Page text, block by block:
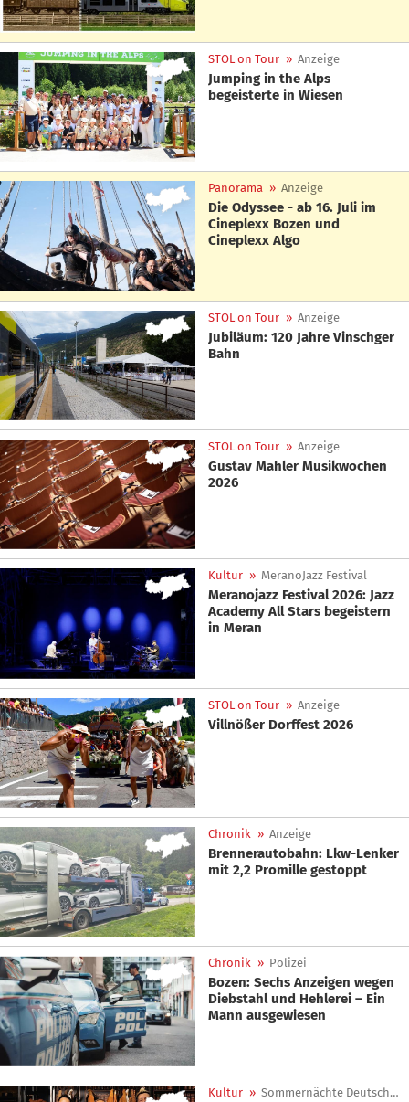
STOL on Tour » Anzeige
Jumping in the Alps
begeisterte in Wiesen
Panorama » Anzeige
Die Odyssee - ab 16. Juli im
Cineplexx Bozen und
Cineplexx Algo
STOL on Tour » Anzeige
Jubiläum: 120 Jahre Vinschger
Bahn
STOL on Tour » Anzeige
Gustav Mahler Musikwochen
2026
Kultur » MeranoJazz Festival
Meranojazz Festival 2026: Jazz
Academy All Stars begeistern
in Meran
STOL on Tour » Anzeige
Villnößer Dorffest 2026
Chronik » Anzeige
Brennerautobahn: Lkw-Lenker
mit 2,2 Promille gestoppt
Chronik » Polizei
Bozen: Sechs Anzeigen wegen
Diebstahl und Hehlerei – Ein
Mann ausgewiesen
Kultur » Sommernächte Deutschnofen